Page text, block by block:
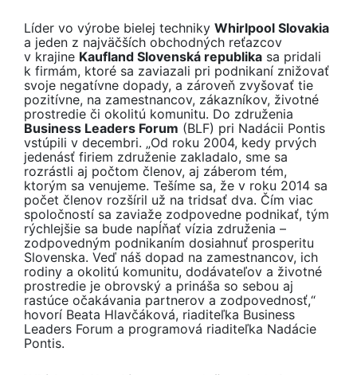
Líder vo výrobe bielej techniky Whirlpool Slovakia
a jeden z najväčších obchodných reťazcov
v krajine Kaufland Slovenská republika sa pridali
k firmám, ktoré sa zaviazali pri podnikaní znižovať
svoje negatívne dopady, a zároveň zvyšovať tie
pozitívne, na zamestnancov, zákazníkov, životné
prostredie či okolitú komunitu. Do združenia
Business Leaders Forum (BLF) pri Nadácii Pontis
vstúpili v decembri. „Od roku 2004, kedy prvých
jedenásť firiem združenie zakladalo, sme sa
rozrástli aj počtom členov, aj záberom tém,
ktorým sa venujeme. Tešíme sa, že v roku 2014 sa
počet členov rozšíril už na tridsať dva. Čím viac
spoločností sa zaviaže zodpovedne podnikať, tým
rýchlejšie sa bude napĺňať vízia združenia –
zodpovedným podnikaním dosiahnuť prosperitu
Slovenska. Veď náš dopad na zamestnancov, ich
rodiny a okolitú komunitu, dodávateľov a životné
prostredie je obrovský a prináša so sebou aj
rastúce očakávania partnerov a zodpovednosť,“
hovorí Beata Hlavčáková, riaditeľka Business
Leaders Forum a programová riaditeľka Nadácie
Pontis.